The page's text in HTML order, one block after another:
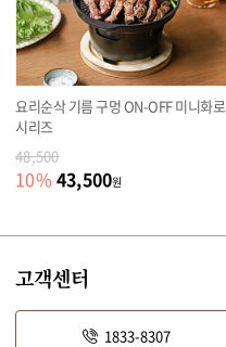
요리순삭 기름 구멍 ON-OFF 미니화로
시리즈
48,500
10% 43,500원
고객센터
1833-8307